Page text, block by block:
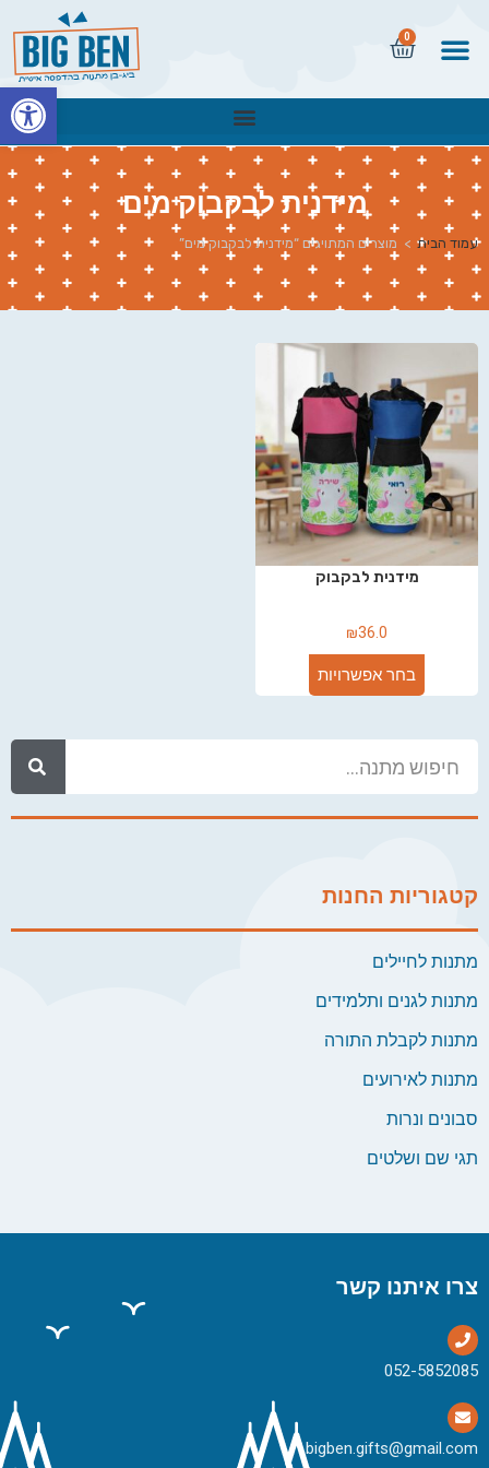
0
מידנית לבקבוק מים
עמוד הבית > מוצרים המתויגים “מידנית לבקבוק מים”
קטגוריות החנות
מתנות לחיילים
מתנות לגנים ותלמידים
מתנות לקבלת התורה
מתנות לאירועים
סבונים ונרות
תגי שם ושלטים
מידנית לבקבוק
₪36.0
בחר אפשרויות
צרו איתנו קשר
bigben.gifts@gmail.com